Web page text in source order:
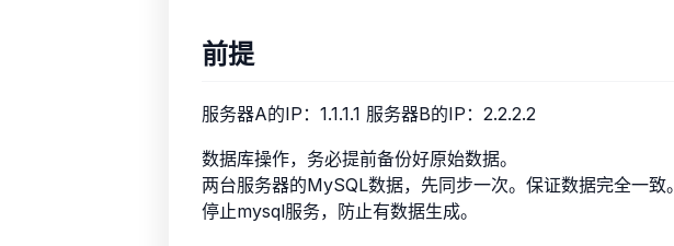
前提
服务器A的IP：1.1.1.1 服务器B的IP：2.2.2.2
数据库操作，务必提前备份好原始数据。
两台服务器的MySQL数据，先同步一次。保证数据完全一致。
停止mysql服务，防止有数据生成。